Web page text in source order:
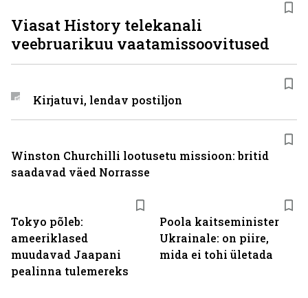
Tokyo põleb:
ameeriklased
muudavad Jaapani
pealinna tulemereks
Poola kaitseminister
Ukrainale: on piire,
mida ei tohi ületada
Viasat History telekanali
veebruarikuu vaatamissoovitused
Kirjatuvi, lendav postiljon
Winston Churchilli lootusetu missioon: britid
saadavad väed Norrasse